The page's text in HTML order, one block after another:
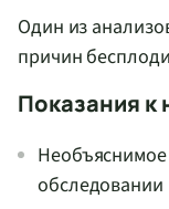
Один из
причин
Показания к
обследовании